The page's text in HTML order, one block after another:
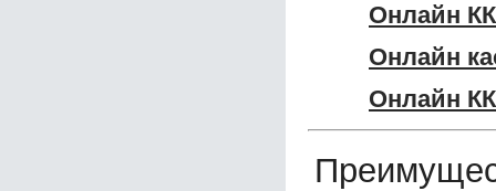
Онлайн
Онлайн
Онлайн